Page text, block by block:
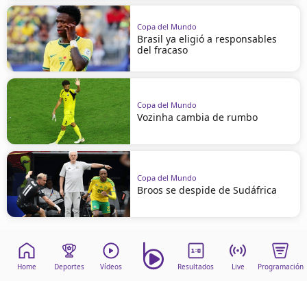
Copa del Mundo
Brasil ya eligió a responsables
del fracaso
Copa del Mundo
Vozinha cambia de rumbo
Copa del Mundo
Broos se despide de Sudáfrica
Home Deportes Vídeos Resultados Live Programación